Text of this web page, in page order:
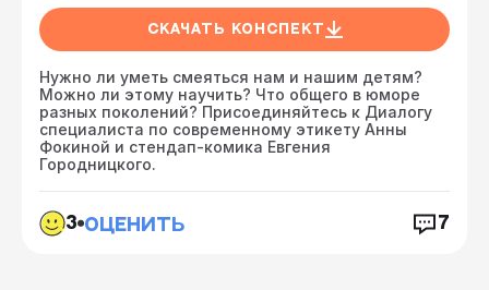
Нужно ли уметь смеяться нам и нашим детям?
Можно ли этому научить? Что общего в юморе
разных поколений? Присоединяйтесь к Диалогу
специалиста по современному этикету Анны
Фокиной и стендап-комика Евгения
Городницкого.
Скачать конспект
3
1 3 3
ОЦЕНИТЬ 7